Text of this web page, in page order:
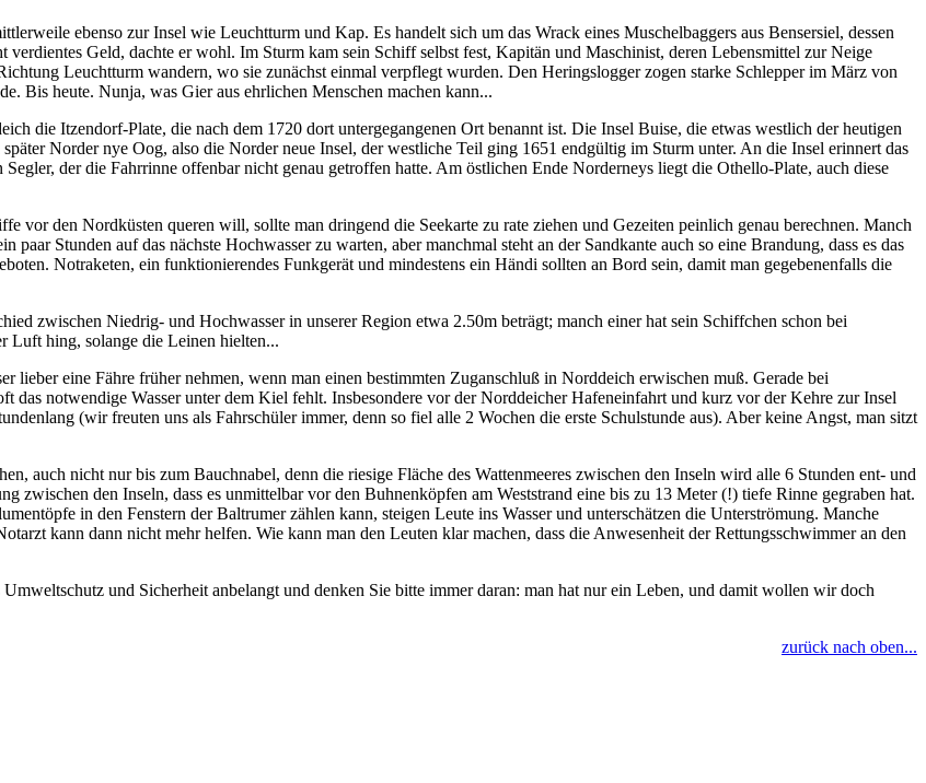
ebenso zur Insel wie Leuchtturm und Kap. Es handelt sich um das Wrack eines Muschelbaggers aus Bensersiel, dessen
Geld, dachte er wohl. Im Sturm kam sein Schiff selbst fest, Kapitän und Maschinist, deren Lebensmittel zur Neige
Leuchtturm wandern, wo sie zunächst einmal verpflegt wurden. Den Heringslogger zogen starke Schlepper im März von
Bis heute. Nunja, was Gier aus ehrlichen Menschen machen kann...
die Itzendorf-Plate, die nach dem 1720 dort untergegangenen Ort benannt ist. Die Insel Buise, die etwas westlich der heutigen
Norder nye Oog, also die Norder neue Insel, der westliche Teil ging 1651 endgültig im Sturm unter. An die Insel erinnert das
der die Fahrrinne offenbar nicht genau getroffen hatte. Am östlichen Ende Norderneys liegt die Othello-Plate, auch diese
vor den Nordküsten queren will, sollte man dringend die Seekarte zu rate ziehen und Gezeiten peinlich genau berechnen. Manch
paar Stunden auf das nächste Hochwasser zu warten, aber manchmal steht an der Sandkante auch so eine Brandung, dass es das
Notraketen, ein funktionierendes Funkgerät und mindestens ein Händi sollten an Bord sein, damit man gegebenenfalls die
zwischen Niedrig- und Hochwasser in unserer Region etwa 2.50m beträgt; manch einer hat sein Schiffchen schon bei
Luft hing, solange die Leinen hielten...
lieber eine Fähre früher nehmen, wenn man einen bestimmten Zuganschluß in Norddeich erwischen muß. Gerade bei
das notwendige Wasser unter dem Kiel fehlt. Insbesondere vor der Norddeicher Hafeneinfahrt und kurz vor der Kehre zur Insel
(wir freuten uns als Fahrschüler immer, denn so fiel alle 2 Wochen die erste Schulstunde aus). Aber keine Angst, man sitzt
, auch nicht nur bis zum Bauchnabel, denn die riesige Fläche des Wattenmeeres zwischen den Inseln wird alle 6 Stunden ent- und
zwischen den Inseln, dass es unmittelbar vor den Buhnenköpfen am Weststrand eine bis zu 13 Meter (!) tiefe Rinne gegraben hat.
in den Fenstern der Baltrumer zählen kann, steigen Leute ins Wasser und unterschätzen die Unterströmung. Manche
kann dann nicht mehr helfen. Wie kann man den Leuten klar machen, dass die Anwesenheit der Rettungsschwimmer an den
und Sicherheit anbelangt und denken Sie bitte immer daran: man hat nur ein Leben, und damit wollen wir doch
zurück nach oben...